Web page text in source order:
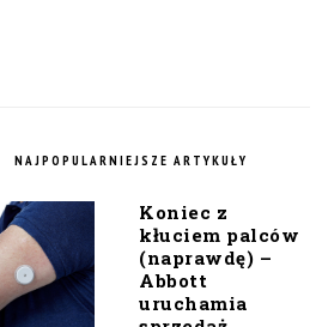
NAJPOPULARNIEJSZE ARTYKUŁY
Koniec z
kłuciem palców
(naprawdę) –
Abbott
uruchamia